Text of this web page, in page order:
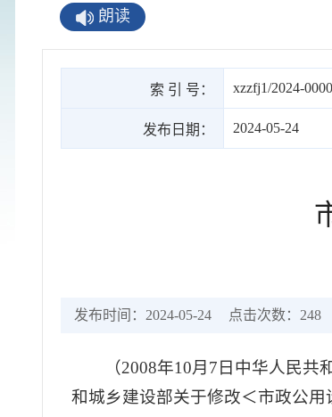
朗读
索 引 号： xzzfj1/2024-
发布日期： 2024-05-24
发布时间：2024-05-24 点击次数： 248
（2008年10月7日中华人民
和城乡建设部关于修改＜市政公用